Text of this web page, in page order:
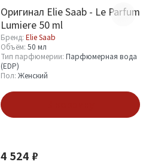
Оригинал Elie Saab - Le Parfum
Lumiere 50 ml
Бренд: Elie Saab
Объём: 50 мл
Тип парфюмерии: Парфюмерная вода
(EDP)
Пол: Женский
4 524 ₽